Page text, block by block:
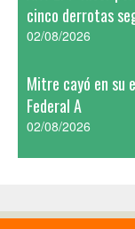
cinco derrotas
02/08/2026
Mitre cayó en su
Federal A
02/08/2026